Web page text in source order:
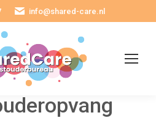
info@shared-care.nl